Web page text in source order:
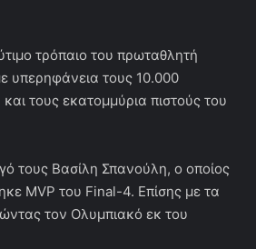
τρόπαιο του πρωταθλητή
υπερηφάνεια τους 10.000
τους εκατομμύρια πιστούς του
τους Βασίλη Σπανούλη, ο οποίος
MVP του Final-4. Επίσης με τα
τον Ολυμπιακό εκ του